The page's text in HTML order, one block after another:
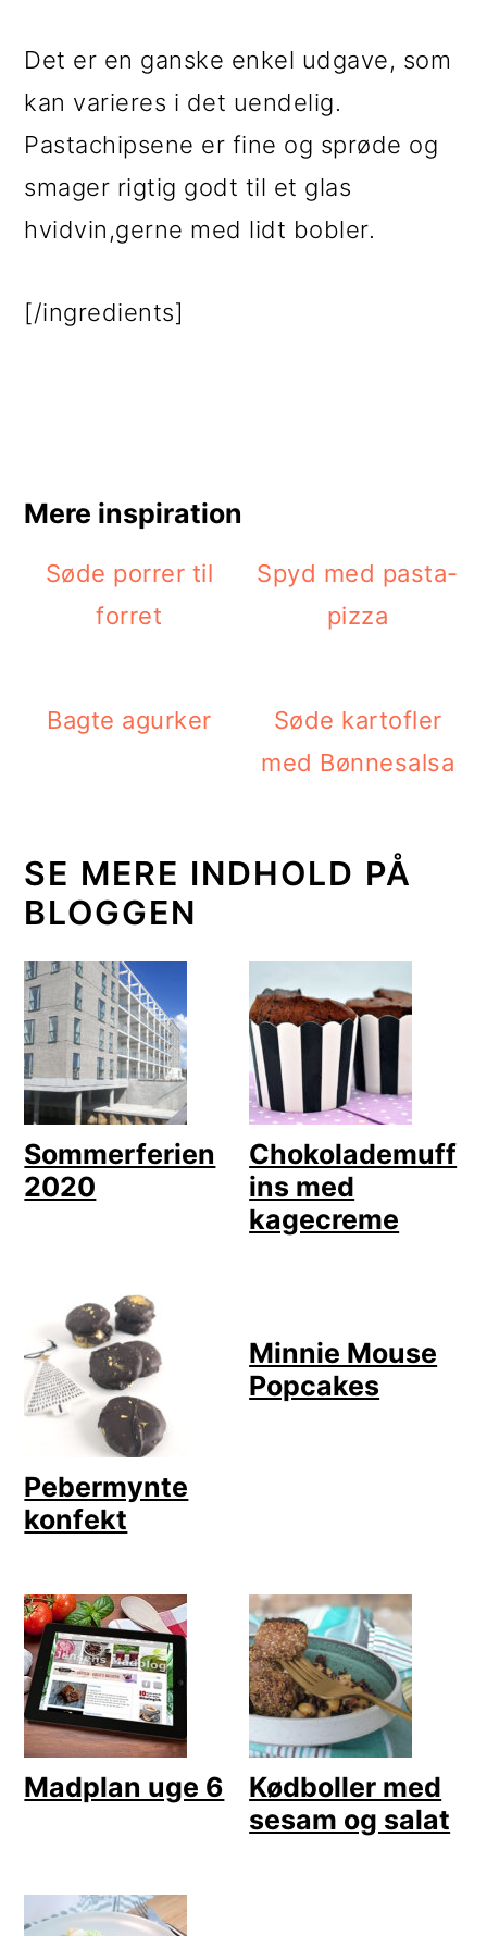
Det er en ganske enkel udgave, som
kan varieres i det uendelig.
Pastachipsene er fine og sprøde og
smager rigtig godt til et glas
hvidvin,gerne med lidt bobler.
[/ingredients]
Mere inspiration
Søde porrer til
forret
Spyd med pasta-
pizza
Bagte agurker
Søde kartofler
med Bønnesalsa
SE MERE INDHOLD PÅ
BLOGGEN
Sommerferien
2020
Chokolademuff
ins med
kagecreme
Pebermynte
konfekt
Minnie Mouse
Popcakes
Madplan uge 6
Kødboller med
sesam og salat